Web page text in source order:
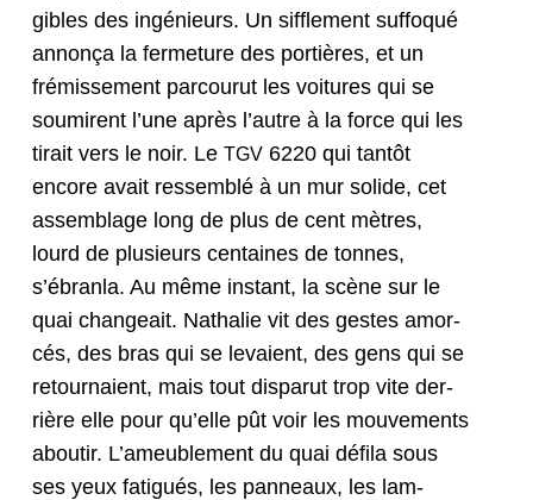
gi­bles des ingénieurs. Un sif­fle­ment suf­fo­qué
annonça la fer­me­ture des por­tières, et un
frémisse­ment par­cou­rut les voitures qui se
soumirent l’une après l’autre à la force qui les
tirait vers le noir. LeTGV 6220 qui tan­tôt
encore avait ressem­blé à un mur solide, cet
assem­blage long de plus de cent mètres,
lourd de plusieurs cen­taines de tonnes,
s’ébranla. Au même instant, la scène sur le
quai changeait. Nathalie vit des gestes amor­
cés, des bras qui se lev­aient, des gens qui se
retour­naient, mais tout dis­parut trop vite der­
rière elle pour qu’elle pût voir les mou­ve­ments
aboutir. L’ameublement du quai défi­la sous
ses yeux fatigués, les pan­neaux, les lam­